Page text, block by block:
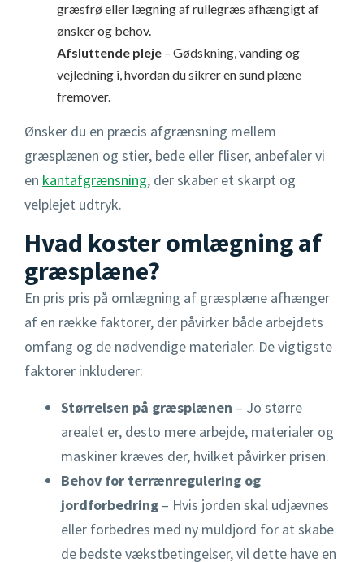
græsfrø eller lægning af rullegræs afhængigt af
ønsker og behov.
Afsluttende pleje – Gødskning, vanding og
vejledning i, hvordan du sikrer en sund plæne
fremover.
Ønsker du en præcis afgrænsning mellem
græsplænen og stier, bede eller fliser, anbefaler vi
en kantafgrænsning, der skaber et skarpt og
velplejet udtryk.
Hvad koster omlægning af
græsplæne?
En pris pris på omlægning af græsplæne afhænger
af en række faktorer, der påvirker både arbejdets
omfang og de nødvendige materialer. De vigtigste
faktorer inkluderer:
Størrelsen på græsplænen – Jo større
arealet er, desto mere arbejde, materialer og
maskiner kræves der, hvilket påvirker prisen.
Behov for terrænregulering og
jordforbedring – Hvis jorden skal udjævnes
eller forbedres med ny muldjord for at skabe
de bedste vækstbetingelser, vil dette have en